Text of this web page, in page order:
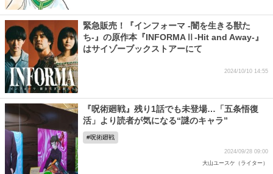
緊急販売！『インフォーマ -闇を生きる獣た
ち-』の原作本『INFORMAⅡ-Hit and Away-』
はサイゾーブックストアーにて
2024/10/10 14:55
『呪術廻戦』残り1話でも未登場…「五条悟復
活」より読者が気になる“謎のキャラ”
呪術廻戦
2024/09/28 09:00
大山ユースケ（ライター）